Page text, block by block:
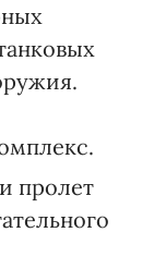
пролет